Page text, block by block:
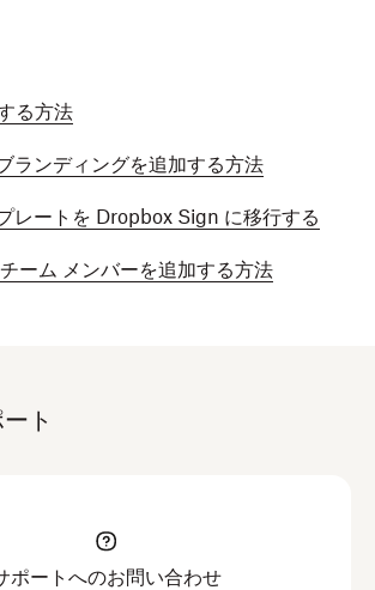
る方法
ランディングを追加する方法
レートを Dropbox Sign に移行する
ーム メンバーを追加する方法
ト
ポートへのお問い合わせ